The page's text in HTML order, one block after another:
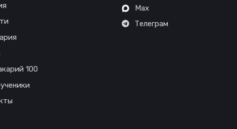
100
Max
Телеграм